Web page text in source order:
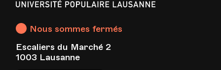
Nous sommes fermés
Escaliers du Marché 2
1003 Lausanne